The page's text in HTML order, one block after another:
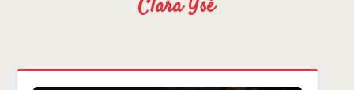
Clara Ysé